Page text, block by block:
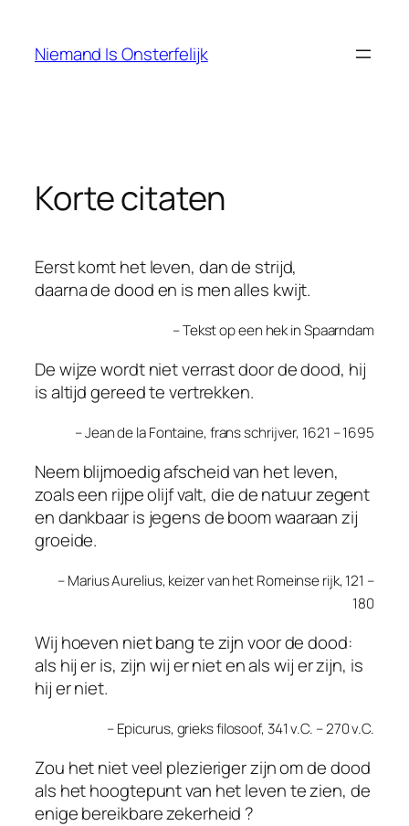
Niemand Is Onsterfelijk
Korte citaten
Eerst komt het leven, dan de strijd,
daarna de dood en is men alles kwijt.
– Tekst op een hek in Spaarndam
De wijze wordt niet verrast door de dood, hij
is altijd gereed te vertrekken.
– Jean de la Fontaine, frans schrijver, 1621 – 1695
Neem blijmoedig afscheid van het leven,
zoals een rijpe olijf valt, die de natuur zegent
en dankbaar is jegens de boom waaraan zij
groeide.
– Marius Aurelius, keizer van het Romeinse rijk, 121 –
180
Wij hoeven niet bang te zijn voor de dood:
als hij er is, zijn wij er niet en als wij er zijn, is
hij er niet.
– Epicurus, grieks filosoof, 341 v.C. – 270 v.C.
Zou het niet veel plezieriger zijn om de dood
als het hoogtepunt van het leven te zien, de
enige bereikbare zekerheid ?